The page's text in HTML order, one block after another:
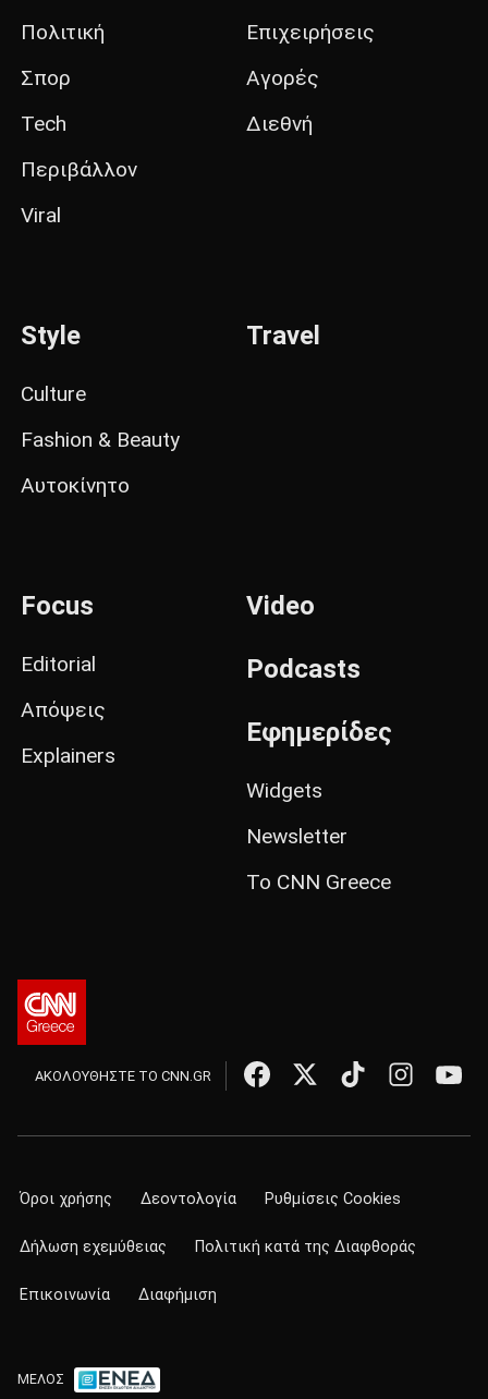
Πολιτική
Σπορ
Tech
Περιβάλλον
Viral
Επιχειρήσεις
Αγορές
Διεθνή
Style
Culture
Fashion & Beauty
Αυτοκίνητο
Travel
Focus
Editorial
Απόψεις
Explainers
Video
Podcasts
Εφημερίδες
Widgets
Newsletter
Το CNN Greece
ΑΚΟΛΟΥΘΗΣΤΕ ΤΟ CNN.GR
Όροι χρήσης Δεοντολογία Ρυθμίσεις Cookies
Δήλωση εχεμύθειας Πολιτική κατά της Διαφθοράς
Επικοινωνία Διαφήμιση
ΜΕΛΟΣ